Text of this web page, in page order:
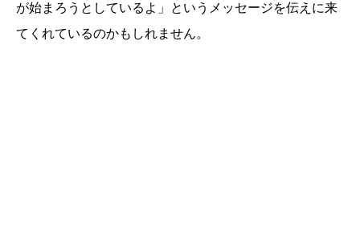
が始まろうとしているよ」というメッセージを伝えに来
てくれているのかもしれません。